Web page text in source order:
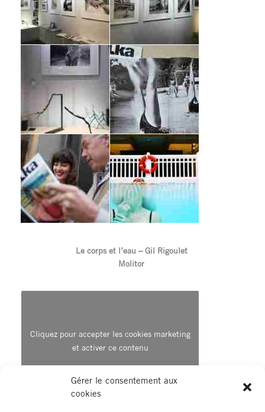
Gérer le consentement aux
cookies
Le corps et l’eau – Gil Rigoulet
Molitor
Cliquez pour accepter les cookies marketing
et activer ce contenu